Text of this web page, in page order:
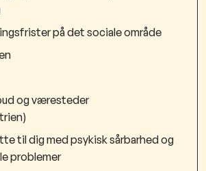
på det sociale område
og væresteder
til dig med psykisk sårbarhed og
problemer